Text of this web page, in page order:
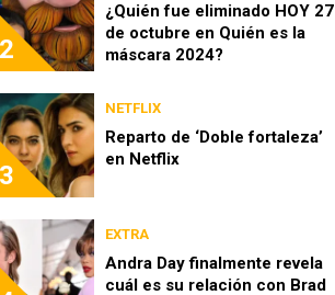
2
¿Quién fue eliminado HOY 27
de octubre en Quién es la
máscara 2024?
3
NETFLIX
Reparto de ‘Doble fortaleza’
en Netflix
EXTRA
Andra Day finalmente revela
cuál es su relación con Brad